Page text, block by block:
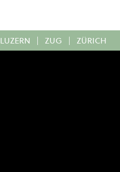
LUZERN | ZUG | ZÜRICH